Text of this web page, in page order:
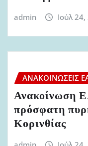
admin Ιούλ
ΑΝΑΚΟΙΝΏΣΕΙΣ
Ανακοίνωση
πρόσφατη
Κορινθίας